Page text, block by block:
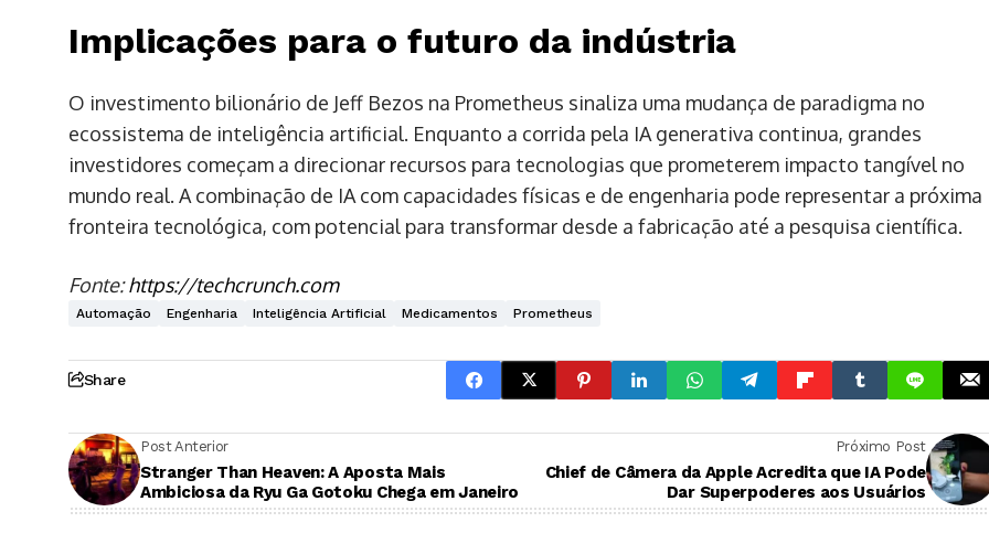
Implicações para o futuro da indústria
O investimento bilionário de Jeff Bezos na Prometheus sinaliza uma mudança de paradigma no
ecossistema de inteligência artificial. Enquanto a corrida pela IA generativa continua, grandes
investidores começam a direcionar recursos para tecnologias que prometerem impacto tangível no
mundo real. A combinação de IA com capacidades físicas e de engenharia pode representar a próxima
fronteira tecnológica, com potencial para transformar desde a fabricação até a pesquisa científica.
Fonte:https://techcrunch.com
Automação Engenharia Inteligência Artificial Medicamentos Prometheus
Share
Post Anterior
Stranger Than Heaven: A Aposta Mais
Ambiciosa da Ryu Ga Gotoku Chega em Janeiro
Próximo Post
Chief de Câmera da Apple Acredita que IA Pode
Dar Superpoderes aos Usuários